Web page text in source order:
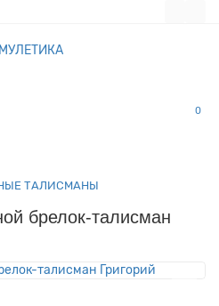
0
ТАЛИСМАНЫ
брелок-талисман